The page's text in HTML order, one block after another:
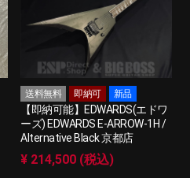
送料無料 即納可 新品
【即納可能】EDWARDS(エドワ
ーズ) EDWARDS E-ARROW-1H /
Alternative Black 京都店
¥ 214,500 (税込)